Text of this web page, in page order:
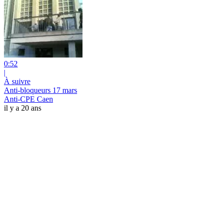
0:52
|
À suivre
Anti-bloqueurs 17 mars
Anti-CPE Caen
il y a 20 ans